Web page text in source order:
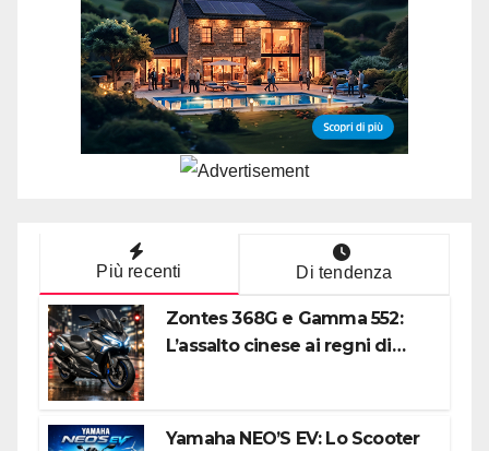
Più recenti Di tendenza
Zontes 368G e Gamma 552:
L’assalto cinese ai regni di
Yamaha NEO’S EV: Lo Scooter